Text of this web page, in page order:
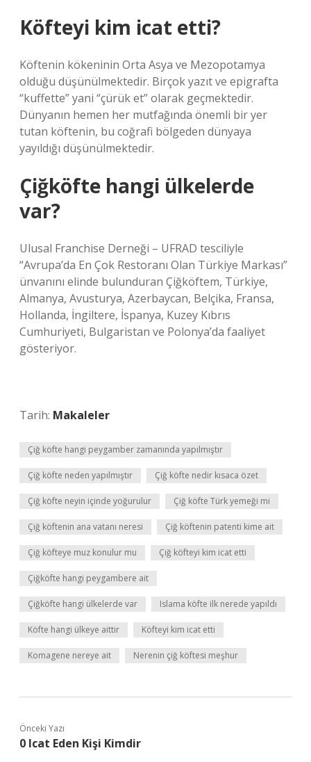
Köfteyi kim icat etti?
Köftenin kökeninin Orta Asya ve Mezopotamya
olduğu düşünülmektedir. Birçok yazıt ve epigrafta
“kuffette” yani “çürük et” olarak geçmektedir.
Dünyanın hemen her mutfağında önemli bir yer
tutan köftenin, bu coğrafi bölgeden dünyaya
yayıldığı düşünülmektedir.
Çiğköfte hangi ülkelerde
var?
Ulusal Franchise Derneği – UFRAD tesciliyle
“Avrupa’da En Çok Restoranı Olan Türkiye Markası”
ünvanını elinde bulunduran Çiğköftem, Türkiye,
Almanya, Avusturya, Azerbaycan, Belçika, Fransa,
Hollanda, İngiltere, İspanya, Kuzey Kıbrıs
Cumhuriyeti, Bulgaristan ve Polonya’da faaliyet
gösteriyor.
Tarih: Makaleler
Çiğ köfte hangi peygamber zamanında yapılmıştır
Çiğ köfte neden yapılmıştır Çiğ köfte nedir kısaca özet
Çiğ köfte neyin içinde yoğurulur Çiğ köfte Türk yemeği mi
Çiğ köftenin ana vatanı neresi Çiğ köftenin patenti kime ait
Çiğ köfteye muz konulur mu Çiğ köfteyi kim icat etti
Çiğköfte hangi peygambere ait
Çiğköfte hangi ülkelerde var Islama köfte ilk nerede yapıldı
Köfte hangi ülkeye aittir Köfteyi kim icat etti
Komagene nereye ait Nerenin çiğ köftesi meşhur
Önceki Yazı
0 Icat Eden Kişi Kimdir